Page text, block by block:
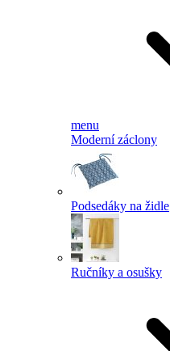
menu
Moderní záclony
Podsedáky na židle
Ručníky a osušky